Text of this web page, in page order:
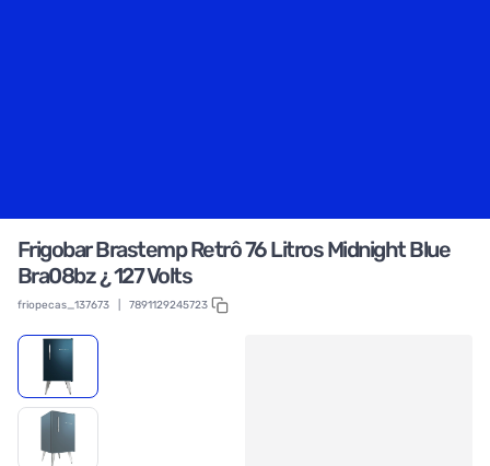
Frigobar Brastemp Retrô 76 Litros Midnight Blue
Bra08bz ¿ 127 Volts
friopecas_137673 7891129245723